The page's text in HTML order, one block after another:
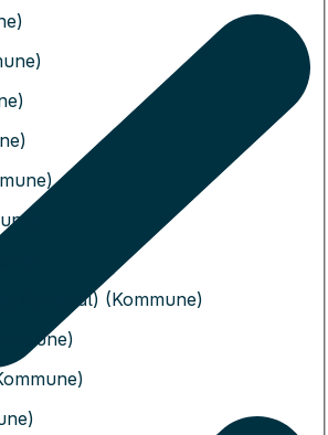
Romsdal) (Kommune)